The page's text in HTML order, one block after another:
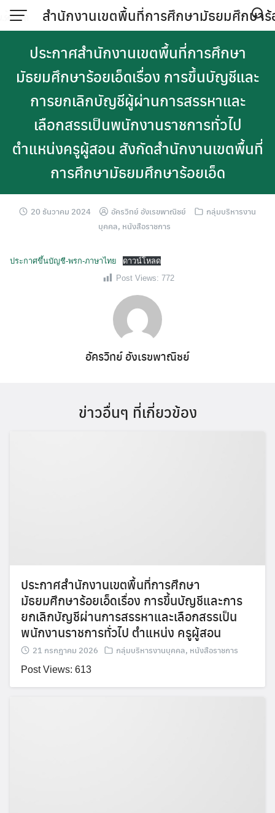
สำนักงานเขตพื้นที่การศึกษามัธยมศึกษาร้
ประกาศสำนักงานเขตพื้นที่การศึกษา
มัธยมศึกษาร้อยเอ็ดเรื่อง การขึ้นบัญชีและ
การยกเลิกบัญชีผู้ผ่านการสรรหาและ
เลือกสรรเป็นพนักงานราชการทั่วไป
ตำแหน่งครูผู้สอน สังกัดสำนักงานเขตพื้นที่
การศึกษามัธยมศึกษาร้อยเอ็ด
20 ธันวาคม 2024 อัครวิทย์ อังเรขพาณิชย์
กลุ่มบริหารงาน
บุคคล, หนังสือราชการ
ประกาศขึ้นบัญชี-พรก-ภาษาไทย
ดาวน์โหลด
Post Views: 772
อัครวิทย์ อังเรขพาณิชย์
ข่าวอื่นๆ ที่เกี่ยวข้อง
ประกาศสำนักงานเขตพื้นที่การศึกษา
มัธยมศึกษาร้อยเอ็ดเรื่อง การขึ้นบัญชีและการ
ยกเลิกบัญชีผ่านการสรรหาและเลือกสรรเป็น
พนักงานราชการทั่วไป ตำแหน่ง ครูผู้สอน
21 กรกฎาคม 2026 กลุ่มบริหารงานบุคคล, หนังสือราชการ
Post Views: 613